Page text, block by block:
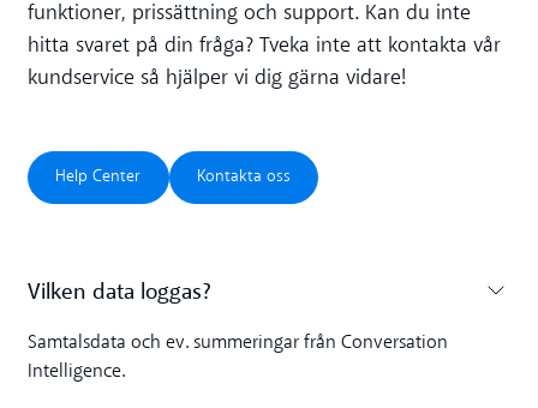
funktioner, prissättning och support. Kan du inte
hitta svaret på din fråga? Tveka inte att kontakta vår
kundservice så hjälper vi dig gärna vidare!
Help Center
Help Center
Kontakta oss
Kontakta oss
Toggle accordion
Vilken data loggas?
Samtalsdata och ev. summeringar från Conversation
Intelligence.